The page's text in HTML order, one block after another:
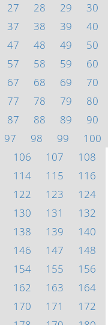
27 28 29
30
37 38 39
40
47 48 49
50
57 58 59
60
67 68 69
70
77 78 79
80
87 88 89
90
97 98 99
100
106 107
108
114 115
116
122 123
124
130 131
132
138 139
140
146 147
148
154 155
156
162 163
164
170 171
172